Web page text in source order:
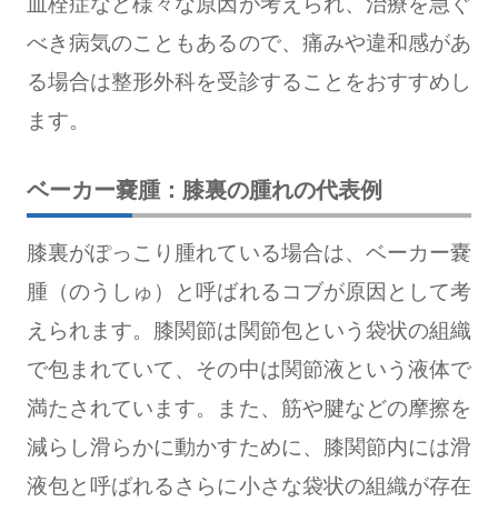
べき病気のこともあるので、痛みや違和感があ
る場合は整形外科を受診することをおすすめし
ます。
ベーカー嚢腫：膝裏の腫れの代表例
膝裏がぽっこり腫れている場合は、ベーカー嚢
腫（のうしゅ）と呼ばれるコブが原因として考
えられます。膝関節は関節包という袋状の組織
で包まれていて、その中は関節液という液体で
満たされています。また、筋や腱などの摩擦を
減らし滑らかに動かすために、膝関節内には滑
液包と呼ばれるさらに小さな袋状の組織が存在